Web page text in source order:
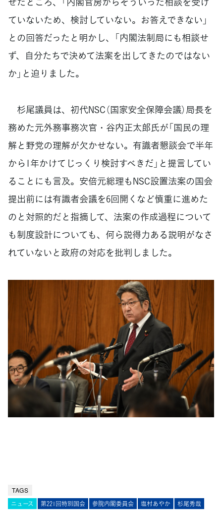
ていないため、検討していない。お答えできない」
との回答だったと明かし、「内閣法制局にも相談せ
ず、自分たちで決めて法案を出してきたのではない
か」と迫りました。
杉尾議員は、初代NSC（国家安全保障会議）局長を
務めた元外務事務次官・谷内正太郎氏が「国民の理
解と野党の理解が欠かせない。有識者懇談会で半年
から1年かけてじっくり検討すべきだ」と提言してい
ることにも言及。安倍元総理もNSC設置法案の国会
提出前には有識者会議を6回開くなど慎重に進めた
のと対照的だと指摘して、法案の作成過程について
も制度設計についても、何ら説得力ある説明がなさ
れていないと政府の対応を批判しました。
TAGS
ニュース 第221回特別国会 参院内閣委員会 塩村あやか 杉尾秀哉